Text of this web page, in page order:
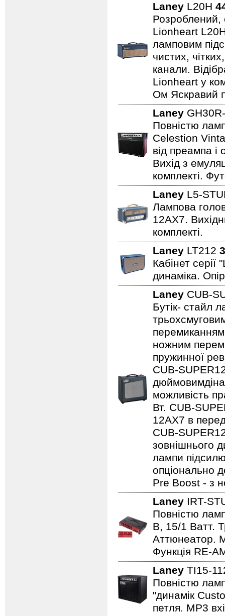
Laney L20H
Розроблений,
Lionheart
ламповим
чистих,
канали.
Lionheart у
Ом Яскравий
Laney
Повністю
Celestion
від преампа
Вихід з
комплекті.
Laney L5-
Лампова
12AX7.
комплекті.
Laney LT212
Кабінет
динаміка.
Laney CUB-
Бутік- стайл
ножним
пружинної
CUB-
можливість
Вт. CUB-
12AX7 в
CUB-
зовнішнього
лампи
опціонально
Pre Boost - з
Laney IRT-
Повністю
B, 15/1 Ватт.
Аттюнеатор.
Функція RE-
Laney TI15-
Повністю
"динамік
петля. MP3